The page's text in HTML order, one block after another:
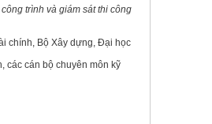
trình và giám sát thi công
chính, Bộ Xây dựng, Đại học
các cán bộ chuyên môn kỹ